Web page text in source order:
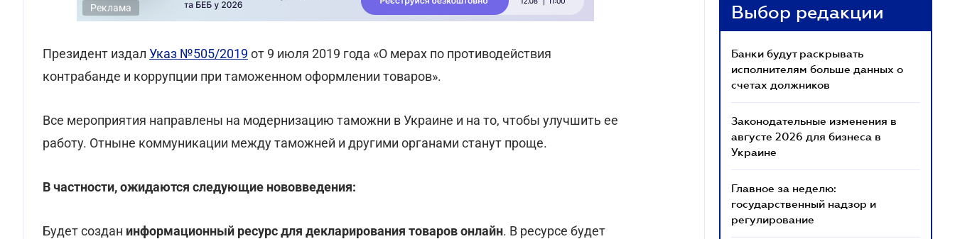
Реклама
Президент издал Указ №505/2019 от 9 июля 2019 года «О мерах по противодействия
контрабанде и коррупции при таможенном оформлении товаров».
Все мероприятия направлены на модернизацию таможни в Украине и на то, чтобы улучшить ее
работу. Отныне коммуникации между таможней и другими органами станут проще.
В частности, ожидаются следующие нововведения:
Будет создан информационный ресурс для декларирования товаров онлайн. В ресурсе будет
Выбор редакции
Банки будут раскрывать
исполнителям больше данных о
счетах должников
Законодательные изменения в
августе 2026 для бизнеса в
Украине
Главное за неделю:
государственный надзор и
регулирование